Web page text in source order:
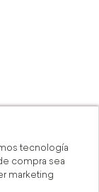
tecnología
compra sea
marketing